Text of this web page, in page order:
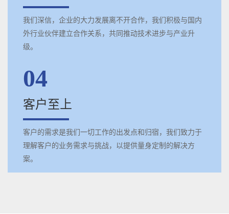
我们深信，企业的大力发展离不开合作，我们积极与国内
外行业伙伴建立合作关系，共同推动技术进步与产业升
级。
04
客户至上
客户的需求是我们一切工作的出发点和归宿，我们致力于
理解客户的业务需求与挑战，以提供量身定制的解决方
案。